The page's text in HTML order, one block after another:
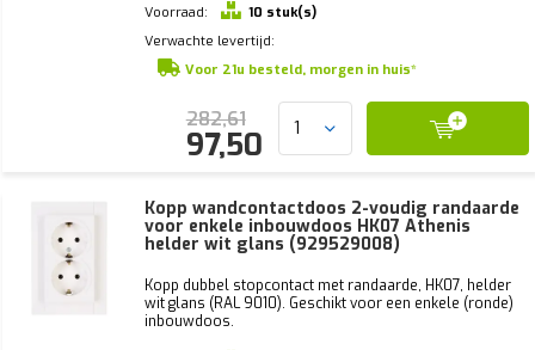
Voorraad:
10 stuk(s)
Verwachte levertijd:
Voor 21u besteld, morgen in huis*
282,61
97,50
Kopp wandcontactdoos 2-voudig randaarde
voor enkele inbouwdoos HK07 Athenis
helder wit glans (929529008)
Kopp dubbel stopcontact met randaarde, HK07, helder
wit glans (RAL 9010). Geschikt voor een enkele (ronde)
inbouwdoos.